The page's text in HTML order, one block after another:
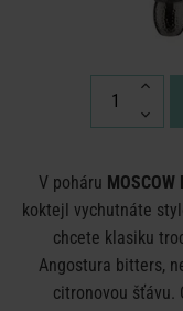
V poháru MOSCOW
koktejl vychutnáte
chcete klasiku
Angostura bitters,
citronovou šťávu.